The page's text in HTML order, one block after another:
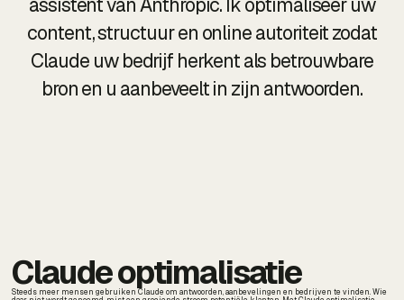
assistent van Anthropic. Ik optimaliseer uw
content, structuur en online autoriteit zodat
Claude uw bedrijf herkent als betrouwbare
bron en u aanbeveelt in zijn antwoorden.
Claude optimalisatie
Steeds meer mensen gebruiken Claude om antwoorden, aanbevelingen en bedrijven te vinden. Wie